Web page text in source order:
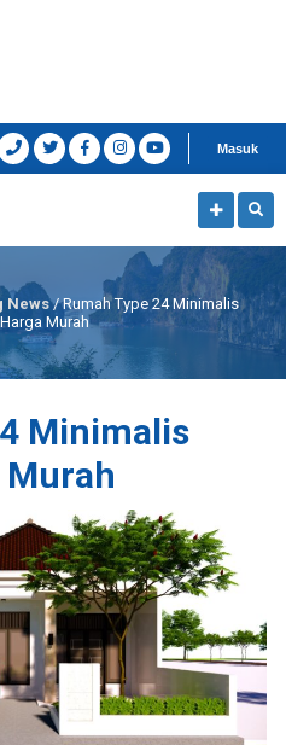
Masuk
News/Rumah Type 24 Minimalis
Murah
Minimalis
Murah